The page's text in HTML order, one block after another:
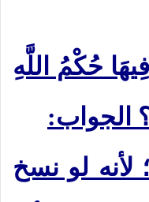
حُكْمُ اللَّهِ
الجواب:
لأنه لو نسخ